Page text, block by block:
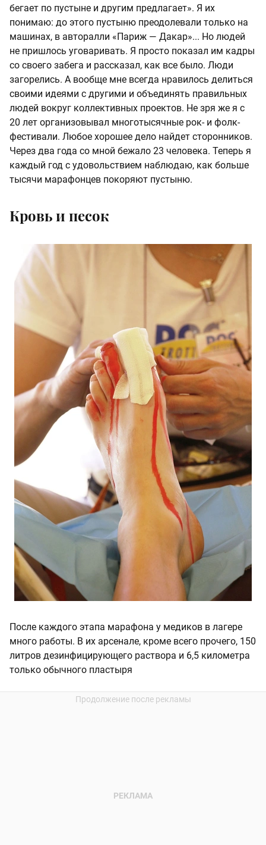
бегает по пустыне и другим предлагает». Я их
понимаю: до этого пустыню преодолевали только на
машинах, в авторалли «Париж — Дакар»... Но людей
не пришлось уговаривать. Я просто показал им кадры
со своего забега и рассказал, как все было. Люди
загорелись. А вообще мне всегда нравилось делиться
своими идеями с другими и объединять правильных
людей вокруг коллективных проектов. Не зря же я с
20 лет организовывал многотысячные рок- и фолк-
фестивали. Любое хорошее дело найдет сторонников.
Через два года со мной бежало 23 человека. Теперь я
каждый год с удовольствием наблюдаю, как больше
тысячи марафонцев покоряют пустыню.
Кровь и песок
После каждого этапа марафона у медиков в лагере
много работы. В их арсенале, кроме всего прочего, 150
литров дезинфицирующего раствора и 6,5 километра
только обычного пластыря